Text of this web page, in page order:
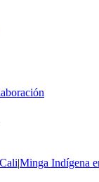
|Minga Indígena